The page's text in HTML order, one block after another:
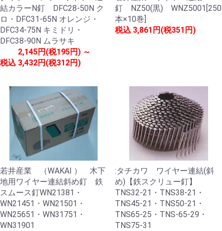
結カラーN釘 DFC28-50N ク
ロ・DFC31-65N オレンジ・
DFC34-75N キミドリ・
DFC38-90N ムラサキ
税込
2,145円(税195円) ～
3,432円(税312円)
釘 NZ50(黒) WNZ5001[250
本×10巻]
税込 3,861円(税351円)
若井産業 （WAKAI ） 木下
地用ワイヤー連結斜め釘 鉄
スムース釘WN21381・
WN21451・WN21501・
WN25651・WN31751・
WN31901
:タチカワ ワイヤー連結(斜
め)【鉄スクリュー釘】
TNS32-21・TNS38-21・
TNS45-21・TNS50-21・
TNS65-25・TNS-65-29・
TNS75-31